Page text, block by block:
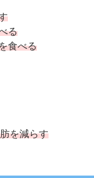
る
食べる
を減らす